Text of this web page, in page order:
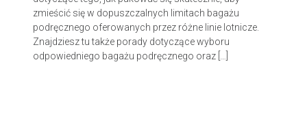
zmieścić się w dopuszczalnych limitach bagażu
podręcznego oferowanych przez różne linie lotnicze.
Znajdziesz tu także porady dotyczące wyboru
odpowiedniego bagażu podręcznego oraz […]